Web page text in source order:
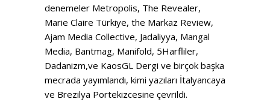
denemeler Metropolis, The Revealer,
Marie Claire Türkiye, the Markaz Review,
Ajam Media Collective, Jadaliyya, Mangal
Media, Bantmag, Manifold, 5Harfliler,
Dadanizm,ve KaosGL Dergi ve birçok başka
mecrada yayımlandı, kimi yazıları İtalyancaya
ve Brezilya Portekizcesine çevrildi.